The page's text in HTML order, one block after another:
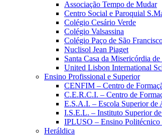
Associação Tempo de Mudar
Centro Social e Paroquial
Colégio Cesário Verde
Colégio Valsassina
Colégio Paço de São
Nuclisol Jean Piaget
Santa Casa da Misericórdia
United Lisbon International
Ensino Profissional e Superior
CENFIM – Centro de
C.E.R.C.I. – Centro de
E.S.A.I. – Escola Superior de
I.S.E.L. – Instituto Superior
IPLUSO – Ensino Politécnico
Heráldica